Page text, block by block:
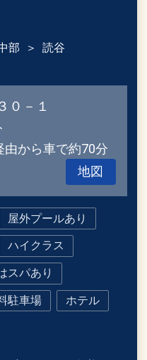
部
読谷
０－１
から車で約70分
地図
屋外プールあり
ハイクラス
スパあり
駐車場 ホテル